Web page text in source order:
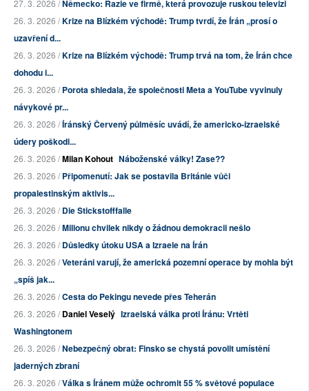
27. 3. 2026 /Německo: Razie ve firmě, která provozuje ruskou televizi
26. 3. 2026 /Krize na Blízkém východě: Trump tvrdí, že Írán „prosí o
uzavření d...
26. 3. 2026 /Krize na Blízkém východě: Trump trvá na tom, že Írán chce
dohodu i...
26. 3. 2026 /Porota shledala, že společnosti Meta a YouTube vyvinuly
návykové pr...
26. 3. 2026 /Íránský Červený půlměsíc uvádí, že americko-izraelské
údery poškodi...
26. 3. 2026 /Milan Kohout Náboženské války! Zase??
26. 3. 2026 /Připomenutí: Jak se postavila Británie vůči
propalestinským aktivis...
26. 3. 2026 /Die Stickstofffalle
26. 3. 2026 /Milionu chvilek nikdy o žádnou demokracii nešlo
26. 3. 2026 /Důsledky útoku USA a Izraele na Írán
26. 3. 2026 /Veteráni varují, že americká pozemní operace by mohla být
„spíš jak...
26. 3. 2026 /Cesta do Pekingu nevede přes Teherán
26. 3. 2026 /Daniel Veselý Izraelská válka proti Íránu: Vrtěti
Washingtonem
26. 3. 2026 /Nebezpečný obrat: Finsko se chystá povolit umístění
jaderných zbraní
26. 3. 2026 /Válka s Íránem může ochromit 55 % světové populace